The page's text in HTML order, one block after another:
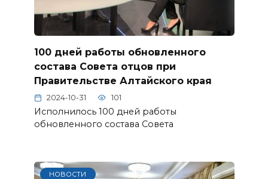
100 дней работы обновленного
состава Совета отцов при
Правительстве Алтайского края
2024-10-31 101
Исполнилось 100 дней работы
обновленного состава Совета
НОВОСТИ